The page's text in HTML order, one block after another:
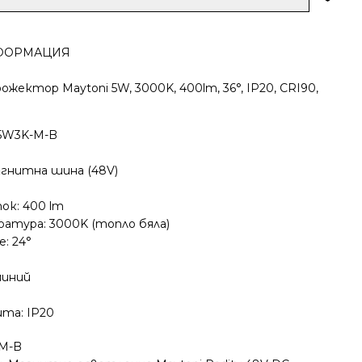
Maytoni 5W, 3000K, 400lm, 36°, IP20, CRI90,
M-B
шина (48V)
400 lm
3000K (топло бяла)
24°
IP20
B